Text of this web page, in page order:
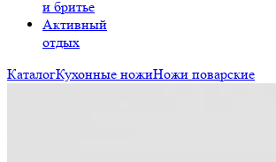
и бритье
Активный
отдых
КаталогКухонные ножиНожи поварские